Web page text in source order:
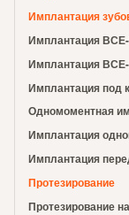
Имплантация
Имплантация
Имплантация
Имплантация под
Одномоментная
Имплантация
Имплантация
Протезирование
Протезирование